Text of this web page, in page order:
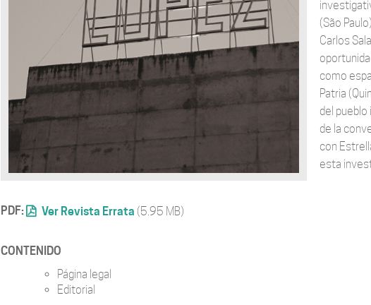
PDF: Ver Revista Errata (5.95 MB)
(São
Carlos
como
Patria
del pueblo
de la
con
esta
CONTENIDO
Página legal
Editorial